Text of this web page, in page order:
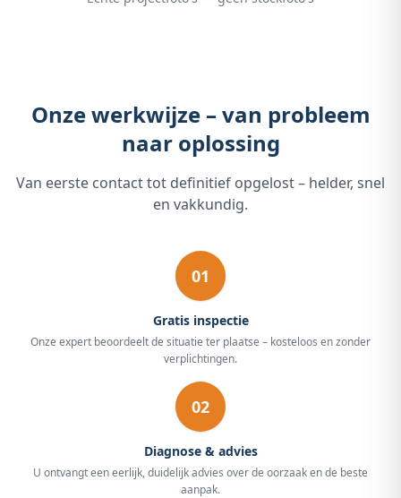
Onze werkwijze – van probleem
naar oplossing
Van eerste contact tot definitief opgelost – helder, snel
en vakkundig.
01
Gratis inspectie
Onze expert beoordeelt de situatie ter plaatse – kosteloos en zonder
verplichtingen.
02
Diagnose & advies
U ontvangt een eerlijk, duidelijk advies over de oorzaak en de beste
aanpak.